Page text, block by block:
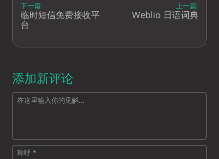
下一篇:
临时短信免费接收平
台
上一篇:
Weblio 日语词典
添加新评论